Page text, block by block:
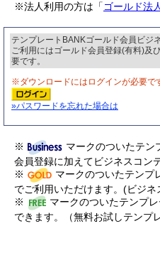
※法人利用の方は「 ゴールド法
テンプレートBANKゴールド会員ビジ
ご利用にはゴールド会員登録(有料)及
要です。
※ダウンロードにはログインが必要で
»パスワードを忘れた場合は
※
マークのついたテン
会員登録に加えてビジネスコン
※
マークのついたテンプ
でご利用いただけます。(ビジ
※
マークのついたテンプ
できます。（無料お試しテンプ